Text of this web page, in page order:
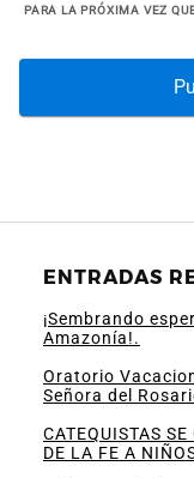
PARA LA PRÓXIMA VEZ
ENTRADAS
¡Sembrando
Amazonía!.
Oratorio
Señora del
CATEQUISTAS
DE LA FE A